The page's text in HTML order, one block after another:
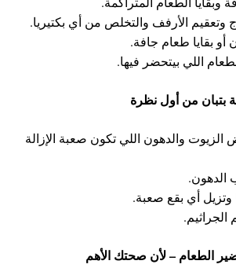
وتعقيم الأرفف والتخلص من أي بكتيريا.
بقايا طعام جافة.
اللي بيتحضر فيها.
والدهون اللي تكون صعبة الإزالة
الدهون.
وتزيل أي بقع صعبة.